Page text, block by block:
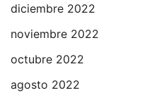
diciembre 2022
noviembre 2022
octubre 2022
agosto 2022